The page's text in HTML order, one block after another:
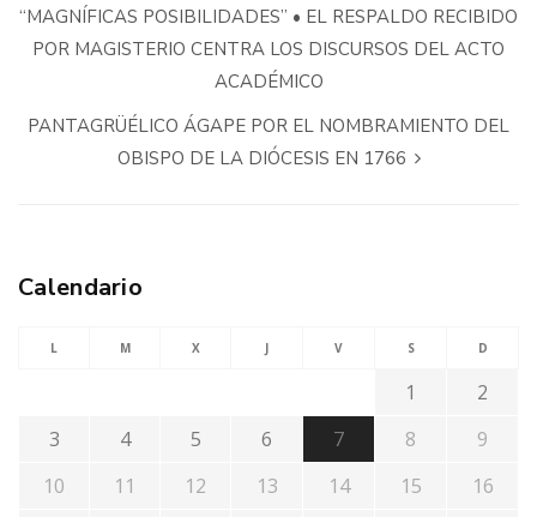
“MAGNÍFICAS POSIBILIDADES” • EL RESPALDO RECIBIDO
POR MAGISTERIO CENTRA LOS DISCURSOS DEL ACTO
ACADÉMICO
PANTAGRÜÉLICO ÁGAPE POR EL NOMBRAMIENTO DEL
OBISPO DE LA DIÓCESIS EN 1766
Calendario
L M X J V S D
1
2
3
4 5 6 7 8
9
10
11 12 13 14 15
16